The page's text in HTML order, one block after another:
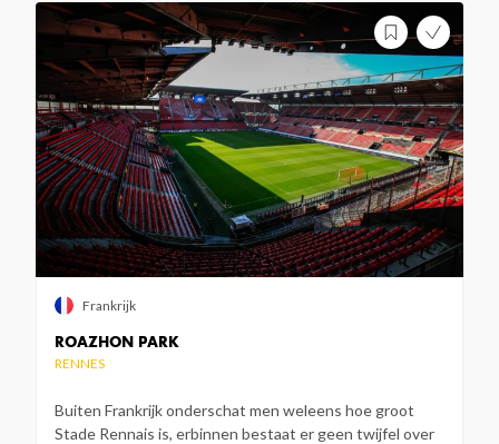
ROAZHON PARK
RENNES
Buiten Frankrijk onderschat men weleens hoe groot
Stade Rennais is, erbinnen bestaat er geen twijfel over
Frankrijk